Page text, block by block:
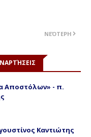
ΝΕΌΤΕΡΗ
Αποστόλων» - π.
Καντιώτης